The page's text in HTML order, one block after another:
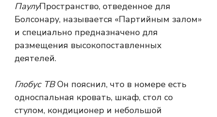
ПаулуПространство, отведенное для
Болсонару, называется «Партийным залом»
и специально предназначено для
размещения высокопоставленных
деятелей.
Глобус ТВОн пояснил, что в номере есть
односпальная кровать, шкаф, стол со
стулом, кондиционер и небольшой